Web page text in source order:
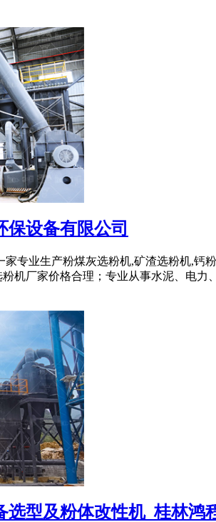
保设备有限公司
专业生产粉煤灰选粉机,矿渣选粉机,
机厂家价格合理；专业从事水泥、电力
选型及粉体改性机_桂林鸿